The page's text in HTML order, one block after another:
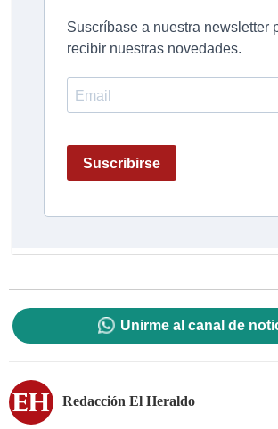
Unirme al canal de
Redacción El Heraldo